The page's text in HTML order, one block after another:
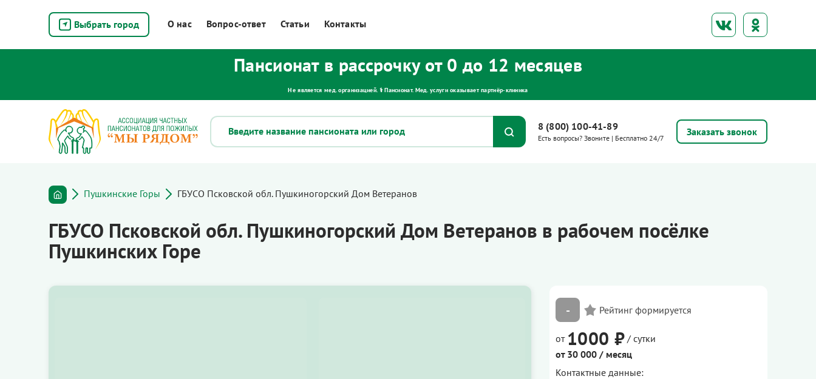
Выбрать город О нас Вопрос-ответ Статьи Контакты
Пансионат в рассрочку от 0 до 12 месяцев
Не является мед. организацией. ⚕ Пансионат. Мед. услуги оказывает партнёр‑клиника
8 (800) 100-41-89
Есть вопросы? Звоните | Бесплатно 24/7
Заказать звонок
Пушкинские Горы ГБУСО Псковской обл. Пушкиногорский Дом Ветеранов
ГБУСО Псковской обл. Пушкиногорский Дом Ветеранов в рабочем посёлке
Пушкинских Горе
-
от 1000 ₽/ сутки
от 30 000 / месяц
Контактные данные: